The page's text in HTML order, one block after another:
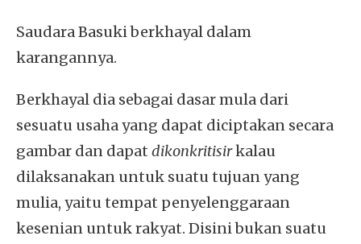
Saudara Basuki berkhayal dalam
karangannya.
Berkhayal dia sebagai dasar mula dari
sesuatu usaha yang dapat diciptakan secara
gambar dan dapat dikonkritisirkalau
dilaksanakan untuk suatu tujuan yang
mulia, yaitu tempat penyelenggaraan
kesenian untuk rakyat. Disini bukan suatu